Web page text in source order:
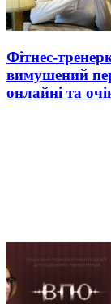
Фітнес-
вимушений
онлайні та